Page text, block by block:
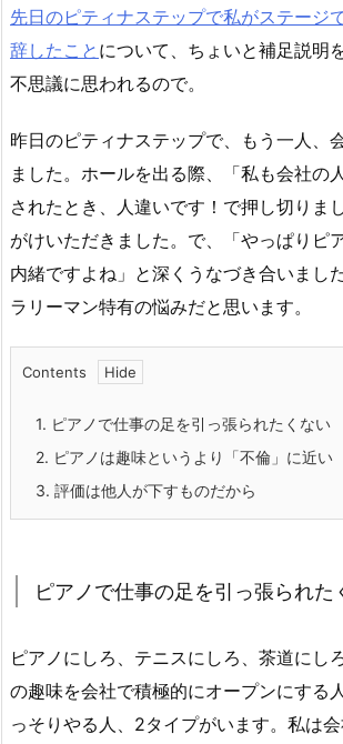
先日のピティナステップで私がステージ
辞したこと について、ちょいと補足説明
不思議に思われるので。
昨日のピティナステップで、もう一人、
ました。ホールを出る際、「私も会社の
されたとき、人違いです！で押し切りま
がけいただきました。で、「やっぱりピ
内緒ですよね」と深くうなづき合いまし
ラリーマン特有の悩みだと思います。
Contents
1. ピアノで仕事の足を引っ張られたくない
2. ピアノは趣味というより「不倫」に近い
3. 評価は他人が下すものだから
ピアノで仕事の足を引っ張られた
ピアノにしろ、テニスにしろ、茶道にし
の趣味を会社で積極的にオープンにする
っそりやる人、2タイプがいます。私は